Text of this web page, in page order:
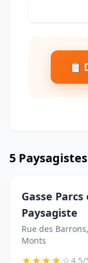
📋
5
Gasse
Paysagiste
Rue des
Monts
4.5/